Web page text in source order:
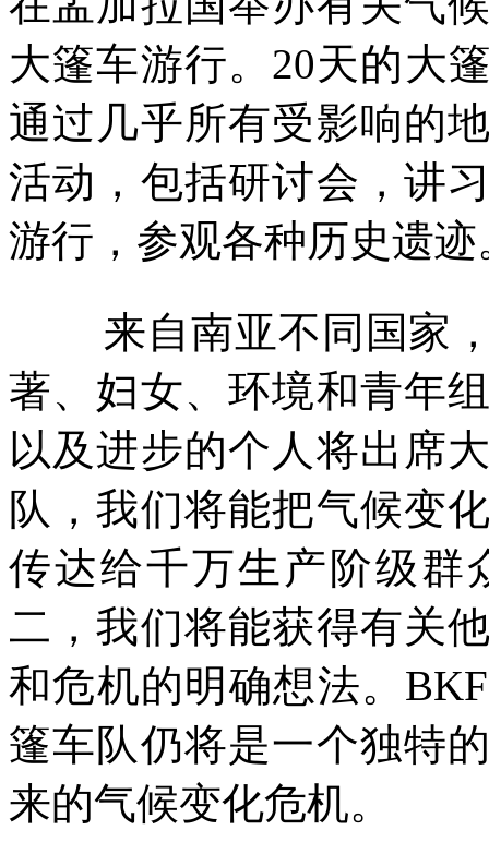
大篷车游行。 20天的大
通过几乎所有受影响的
活动，包括研讨会，讲
游行，参观各种历史遗迹
来自南亚不同国家
著、妇女、环境和青年
以及进步的个人将出席
队，我们将能把气候变
传达给千万生产阶级群
二，我们将能获得有关
和危机的明确想法。 BKF
篷车队仍将是一个独特
来的气候变化危机。